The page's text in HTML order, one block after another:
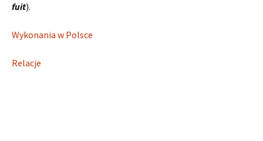
fuit).
Wykonania w Polsce
Relacje